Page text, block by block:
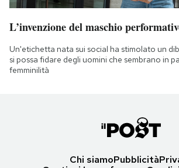
L’invenzione del maschio
Un'etichetta nata sui social ha stimolato un
si possa fidare degli uomini che sembrano in
femminilità
Chi siamoPubblicità